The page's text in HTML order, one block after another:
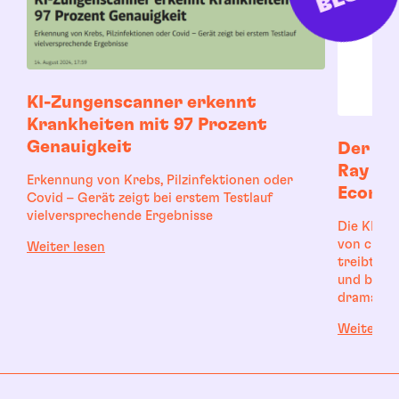
KI-Zungenscanner erkennt
Krankheiten mit 97 Prozent
Genauigkeit
Erkennung von Krebs, Pilzinfektionen oder
Covid – Gerät zeigt bei erstem Testlauf
vielversprechende Ergebnisse
Weiter lesen
Der
Ray
Die KI
von
treibt
und bei
Weiter